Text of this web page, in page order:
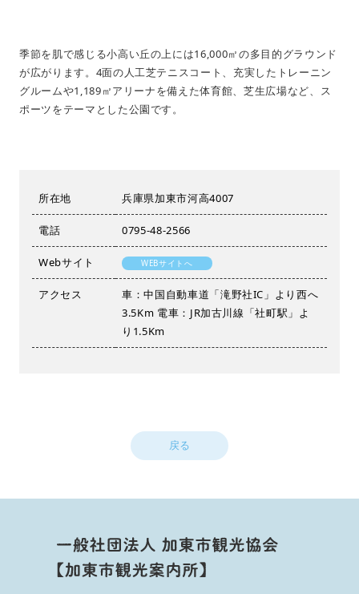
季節を肌で感じる小高い丘の上には16,000㎡の多目的グラウンド
が広がります。4面の人工芝テニスコート、充実したトレーニン
グルームや1,189㎡アリーナを備えた体育館、芝生広場など、ス
ポーツをテーマとした公園です。
所在地 兵庫県加東市河高4007
電話 0795-48-2566
Webサイト WEBサイトへ
アクセス
車：中国自動車道「滝野社IC」より西へ
3.5Km 電車：JR加古川線「社町駅」よ
り1.5Km
戻る